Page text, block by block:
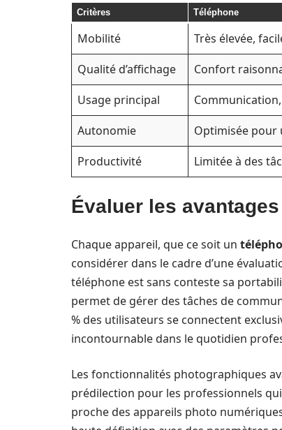
Critères Téléphone
Mobilité Très élevée,
Qualité d’affichage
Confort
Usage principal
Autonomie
Optimisée pour
Productivité
Limitée à des
Évaluer les
Chaque appareil, que ce soit un
considérer dans le cadre d’une
téléphone est sans conteste sa
permet de gérer des tâches de
% des utilisateurs se connectent
incontournable dans le quotidien
Les fonctionnalités photographiques
prédilection pour les professionnels
proche des appareils photo